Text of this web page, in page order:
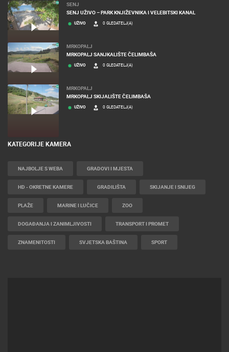
SENJ
SENJ UŽIVO – PARK KNJIŽEVNIKA I VELEBITSKI KANAL
UŽIVO 0 GLEDATELJ(A)
MRKOPALJ
MRKOPALJ SANJKALIŠTE ČELIMBAŠA
UŽIVO 0 GLEDATELJ(A)
MRKOPALJ
MRKOPALJ SKIJALIŠTE ČELIMBAŠA
UŽIVO 0 GLEDATELJ(A)
KATEGORIJE KAMERA
NAJBOLJE S WEBA GRADOVI I MJESTA
HD - OKRETNE KAMERE GRADILIŠTA SKIJANJE I SNIJEG
PLAŽE MARINE I LUČICE ZOO
DOGAĐANJA I ZANIMLJIVOSTI TRANSPORT I PROMET
ZNAMENITOSTI SVJETSKA BAŠTINA SPORT